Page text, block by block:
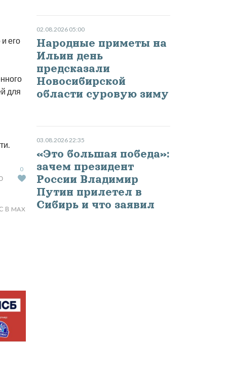
его
для
0
В MAX
02.08.2026 05:00
Народные приметы на
Ильин день
предсказали
Новосибирской
области суровую зиму
03.08.2026 22:35
«Это большая победа»:
зачем президент
России Владимир
Путин прилетел в
Сибирь и что заявил